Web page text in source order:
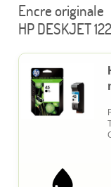
Encre originale
HP DESKJET